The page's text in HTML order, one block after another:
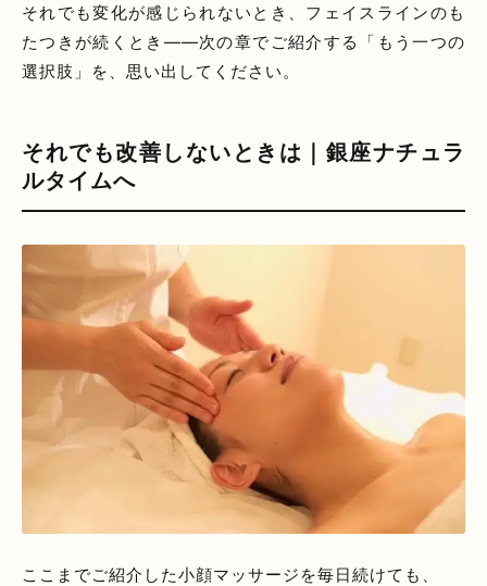
それでも変化が感じられないとき、フェイスラインのも
たつきが続くとき――次の章でご紹介する「もう一つの
選択肢」を、思い出してください。
それでも改善しないときは｜銀座ナチュラ
ルタイムへ
ここまでご紹介した小顔マッサージを毎日続けても、